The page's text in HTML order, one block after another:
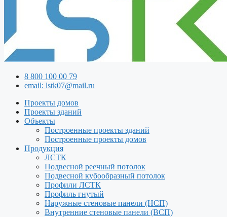
8 800 100 00 79
email: lstk07@mail.ru
Проекты домов
Проекты зданий
Объекты
Построенные проекты зданий
Построенные проекты домов
Продукция
ЛСТК
Подвесной реечный потолок
Подвесной кубообразный потолок
Профили ЛСТК
Профиль гнутый
Наружные стеновые панели (НСП)
Внутренние стеновые панели (ВСП)